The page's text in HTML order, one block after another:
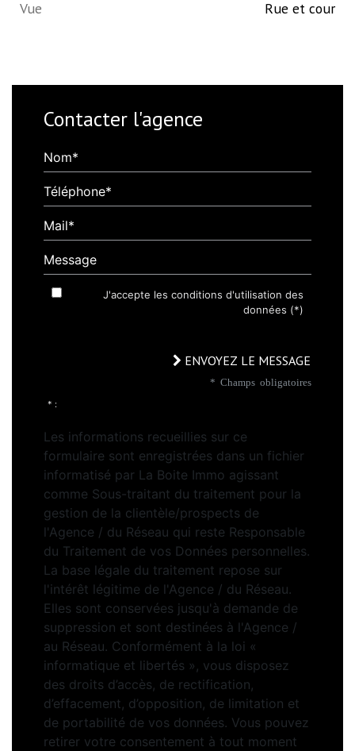
Vue Rue et cour
Contacter l'agence
Nom*
Téléphone*
Mail*
Message
J'accepte les conditions d'utilisation des
données (*)
ENVOYEZ LE MESSAGE
* Champs obligatoires
* :
Les informations recueillies sur ce
formulaire sont enregistrées dans un fichier
informatisé par La Boite Immo agissant
comme Sous-traitant du traitement pour la
gestion de la clientèle/prospects de
l'Agence / du Réseau qui reste Responsable
du Traitement de vos Données personnelles.
La base légale du traitement repose sur
l'intérêt légitime de l'Agence / du Réseau.
Elles sont conservées jusqu'à demande de
suppression et sont destinées à l'Agence /
au Réseau. Conformément à la loi «
informatique et libertés », vous disposez
des droits d’accès, de rectification,
d’effacement, d’opposition, de limitation et
de portabilité de vos données. Vous pouvez
retirer votre consentement à tout moment